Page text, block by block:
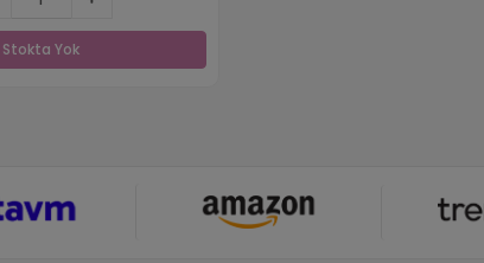
Stokta Yok